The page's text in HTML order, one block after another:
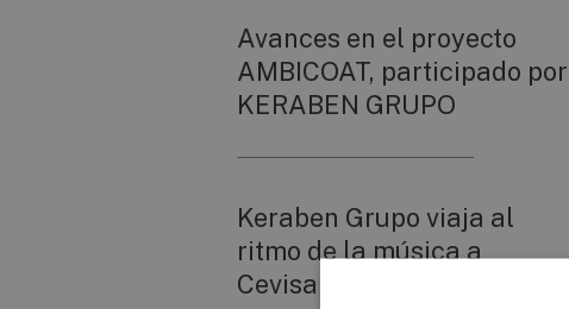
Avances en el proyecto
AMBICOAT, participado por
KERABEN GRUPO
Keraben Grupo viaja al
ritmo de la música a
Cevisama 2020